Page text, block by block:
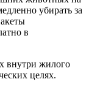
убирать за
в
внутри жилого
целях.